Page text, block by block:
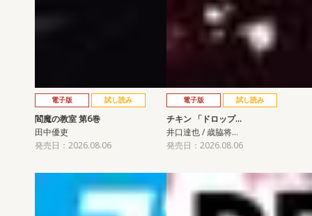
電子版 試し読み
閻魔の教室 第6巻
田中優吏
発売日：2026.08.06
電子版 試し読み
チキン 「ドロップ…
井口達也 / 歳脇将…
発売日：2026.08.06